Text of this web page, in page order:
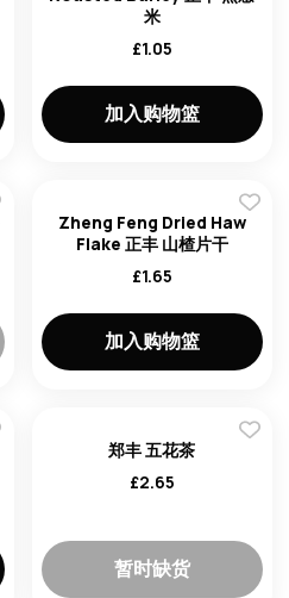
password
米
£1.05
加入购物篮
Zheng Feng Dried Haw
Flake 正丰 山楂片干
£1.65
加入购物篮
郑丰 五花茶
£2.65
暂时缺货